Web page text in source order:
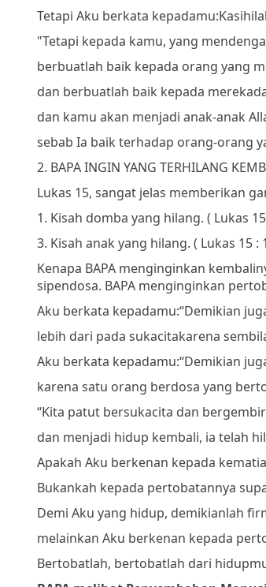
Tetapi Aku berkata kepadamu:
"Tetapi kepada kamu, yang
berbuatlah baik kepada orang yang
dan berbuatlah baik kepada mereka
dan kamu akan menjadi anak-anak
sebab Ia baik terhadap orang-orang
2. BAPA INGIN YANG TERHILANG
Lukas 15, sangat jelas memberikan
1. Kisah domba yang hilang. ( Lukas
3. Kisah anak yang hilang. ( Lukas 15 :
Kenapa BAPA menginginkan
sipendosa. BAPA menginginkan
Aku berkata kepadamu:“Demikian
lebih dari pada sukacitakarena
Aku berkata kepadamu:“Demikian
karena satu orang berdosa yang
“Kita patut bersukacita dan
dan menjadi hidup kembali, ia telah
Apakah Aku berkenan kepada
Bukankah kepada pertobatannya
Demi Aku yang hidup, demikianlah
melainkan Aku berkenan kepada
Bertobatlah, bertobatlah dari